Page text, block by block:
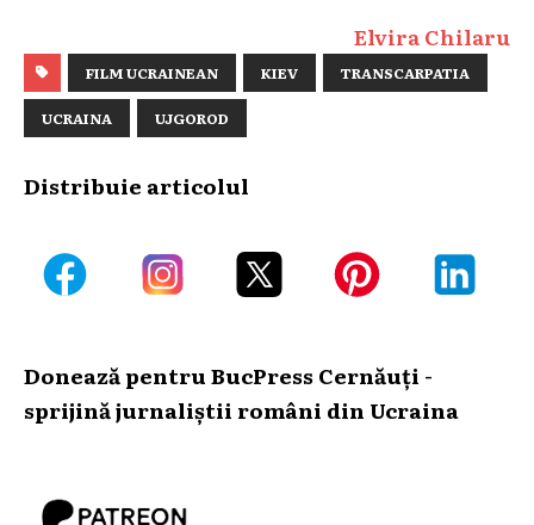
Elvira Chilaru
FILM UCRAINEAN KIEV TRANSCARPATIA
UCRAINA UJGOROD
Distribuie articolul
Donează pentru BucPress Cernăuți -
sprijină jurnaliștii români din Ucraina